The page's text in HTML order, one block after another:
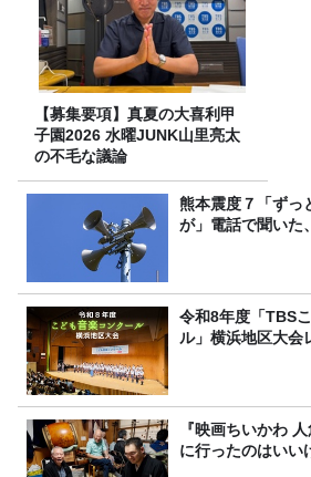
【募集要項】真夏の大喜利甲
子園2026 水曜JUNK山里亮太
の不毛な議論
熊本震度７「ずっ
が」電話で聞いた
令和8年度「TBS
ル」横浜地区大会
『映画ちいかわ
に行ったのはい